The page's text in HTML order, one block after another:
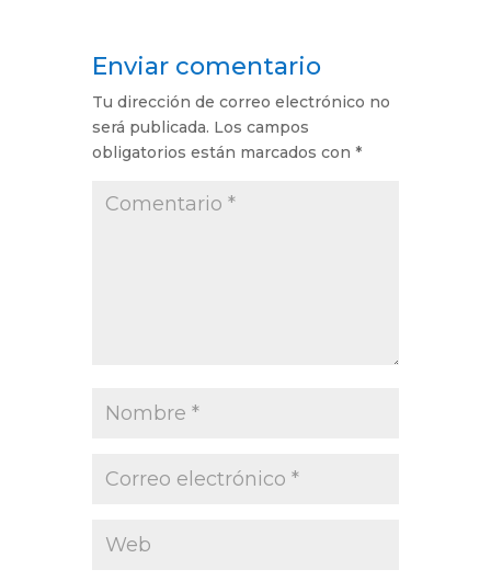
Enviar comentario
Tu dirección de correo electrónico no
será publicada. Los campos
obligatorios están marcados con *